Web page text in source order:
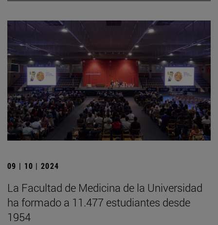
09 | 10 | 2024
La Facultad de Medicina de la Universidad
ha formado a 11.477 estudiantes desde
1954